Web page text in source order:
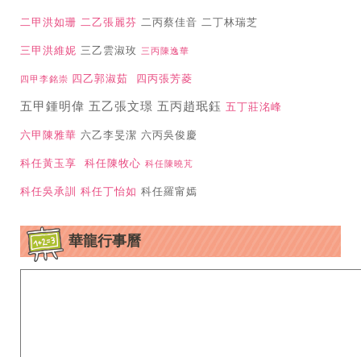
二甲洪如珊 二乙張麗芬 二丙蔡佳音 二丁林瑞芝
三甲洪維妮 三乙雲淑玫 三丙陳逸華
四甲李銘崇 四乙郭淑茹 四丙張芳菱
五甲鍾明偉 五乙張文璟 五丙趙珉鈺 五丁莊洺峰
六甲陳雅華 六乙李旻潔 六丙吳俊慶
科任黃玉享 科任陳牧心 科任陳曉芃
科任吳承訓 科任丁怡如 科任羅甯嫣
華龍行事曆